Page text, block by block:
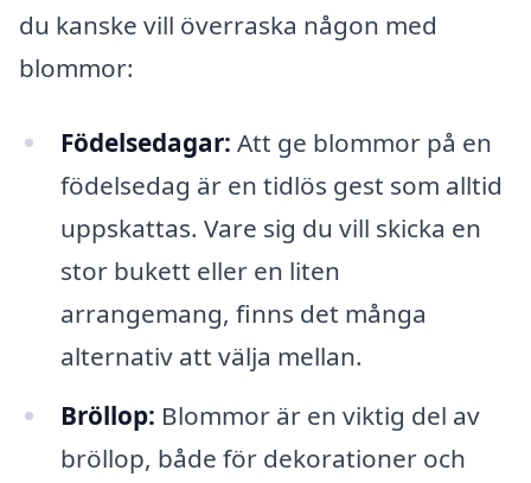
du kanske vill överraska någon med
blommor:
Födelsedagar: Att ge blommor på en
födelsedag är en tidlös gest som alltid
uppskattas. Vare sig du vill skicka en
stor bukett eller en liten
arrangemang, finns det många
alternativ att välja mellan.
Bröllop: Blommor är en viktig del av
bröllop, både för dekorationer och